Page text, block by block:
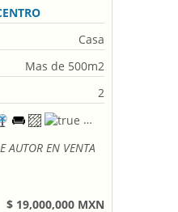
Casa
Mas de 500m2
2
AUTOR EN VENTA
$ 19,000,000 MXN